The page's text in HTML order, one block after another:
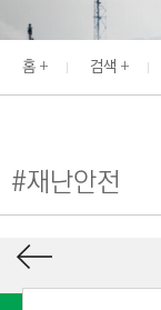
홈 검색